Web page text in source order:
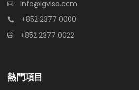
info@igvisa.com
+852 2377 0000
+852 2377 0022
熱門項目